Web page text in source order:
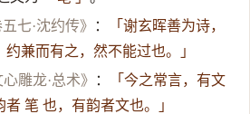
五七·沈约传》 ：
「谢玄晖善为诗，
兼而有之，然不能过也。」
心雕龙·总术》 ：
「今之常言，有文
笔 也，有韵者文也。」